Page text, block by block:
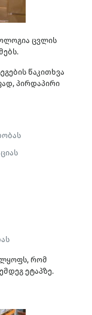
ცვლის
წაკითხვა
პირდაპირი
რომ
ეტაპზე.